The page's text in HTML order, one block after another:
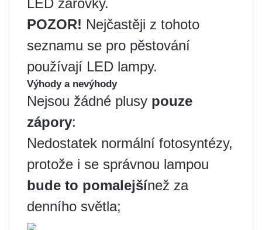
LED žárovky.
POZOR! Nejčastěji z tohoto
seznamu se pro pěstování
používají LED lampy.
Výhody a nevýhody
Nejsou žádné plusy pouze
zápory:
Nedostatek normální fotosyntézy,
protože i se správnou lampou
bude to pomalejšínež za
denního světla;